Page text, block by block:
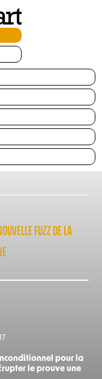
FUZZ DE LA
pour la
le prouve une